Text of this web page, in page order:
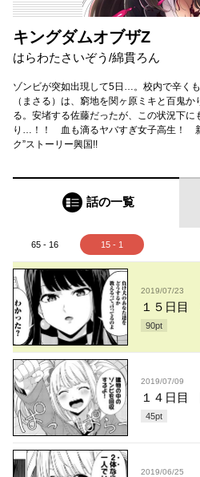
キングダムオブザZ
はらわたさいぞう /綿貫ろん
ゾンビが突如出現して5日…。校内で辛く
（まさる）は、窮地を関ヶ原ミキと百鬼
る。安堵する佐藤だったが、この状況下
り…！！ 血も滴るヤバすぎ女子高生！
ク”ストーリー興国!!
話の一覧
65 - 16 15 - 1
2019/07/23
１５日目
90pt
2019/07/09
１４日
45pt
2019/06/25